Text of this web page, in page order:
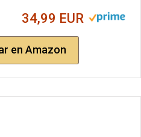
34,99 EUR
en Amazon